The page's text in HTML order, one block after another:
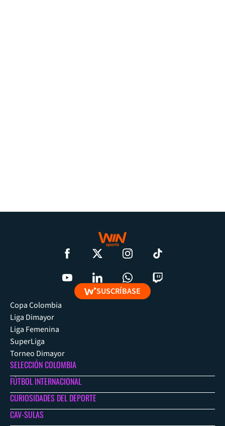
SUSCRÍBASE
Copa Colombia
Liga Dimayor
Liga Femenina
SuperLiga
Torneo Dimayor
SELECCIÓN COLOMBIA
FÚTBOL INTERNACIONAL
CURIOSIDADES DEL DEPORTE
CAV-SULAS